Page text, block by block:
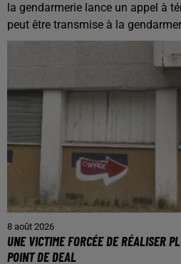
la gendarmerie lance un appel à
peut être transmise à la
8 août 2026
UNE VICTIME FORCÉE DE RÉALISER
POINT DE DEAL